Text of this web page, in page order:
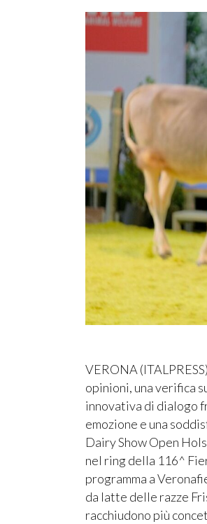
VERONA
opinioni, una verifica
innovativa di dialogo
emozione e una
Dairy Show Open
nel ring della 116^
programma a
da latte delle razze
racchiudono più